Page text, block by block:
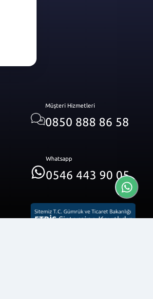
Müşteri Hizmetleri
0850 888 86 58
Whatsapp
0546 443 90 05